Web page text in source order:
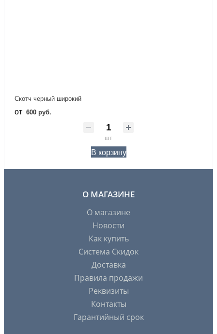
Скотч черный широкий
от 600 руб.
шт
В корзину
О МАГАЗИНЕ
О магазине
Новости
Как купить
Система Скидок
Доставка
Правила продажи
Реквизиты
Контакты
Гарантийный срок